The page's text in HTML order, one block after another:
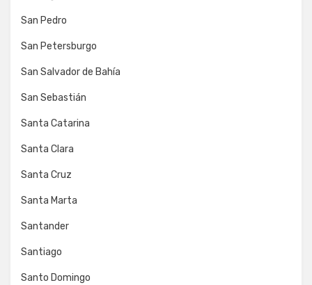
San Pedro
San Petersburgo
San Salvador de Bahía
San Sebastián
Santa Catarina
Santa Clara
Santa Cruz
Santa Marta
Santander
Santiago
Santo Domingo